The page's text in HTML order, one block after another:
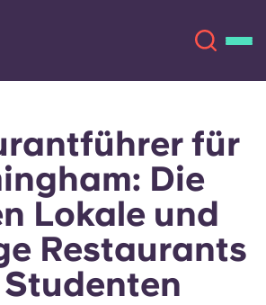
(GB)
(US)
Deutsch
für
Die
Lokale und
Restaurants